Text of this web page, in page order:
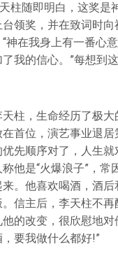
柱随即明白，这奖是
领奖，并在致词时向
神在我身上有一番心
我的信心。”每想到
柱，生命经历了极大
首位，演艺事业退
先顺序对了，人生就
他是“火爆浪子”，常
。他喜欢喝酒，酒后
信主后，李天柱不再
的改变，很欣慰地对
要我做什么都好!”